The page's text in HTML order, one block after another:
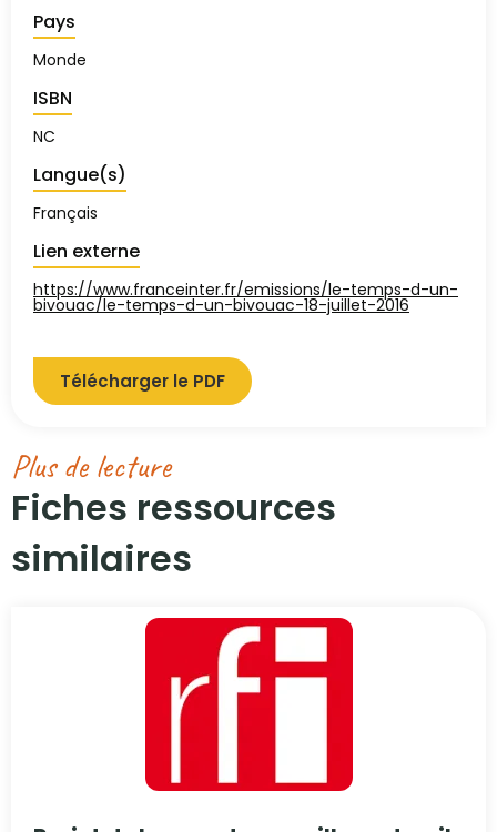
Pays
Monde
ISBN
NC
Langue(s)
Français
Lien externe
https://www.franceinter.fr/emissions/le-temps-d-un-
bivouac/le-temps-d-un-bivouac-18-juillet-2016
Télécharger le PDF
Plus de lecture
Fiches ressources
similaires​